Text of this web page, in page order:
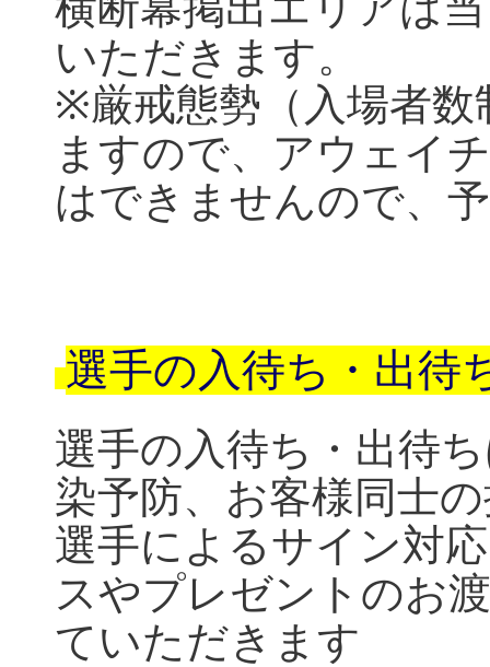
いただきます。
※厳戒態勢（入場者
ますので、アウェイ
はできませんので、
選手の入待ち・出待
選手の入待ち・出待
染予防、お客様同士
選手によるサイン対
スやプレゼントのお
ていただきます